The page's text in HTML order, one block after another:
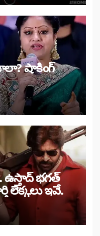
షాకింగ్
ఉస్తాద్ భగత్
లెక్కలు ఇవే.